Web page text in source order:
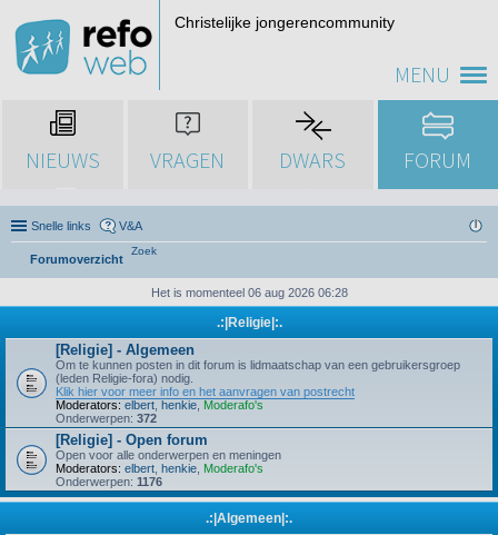
MENU
Christelijke jongerencommunity
NIEUWS VRAGEN DWARS FORUM
Snelle links V&A
Forumoverzicht
Zoek
Het is momenteel 06 aug 2026 06:28
.:|Religie|:.
[Religie] - Algemeen
Om te kunnen posten in dit forum is lidmaatschap van een gebruikersgroep
(leden Religie-fora) nodig.
Klik hier voor meer info en het aanvragen van postrecht
Moderators: elbert henkie Moderafo's
Onderwerpen: 372
[Religie] - Open forum
Open voor alle onderwerpen en meningen
Moderators: elbert henkie Moderafo's
Onderwerpen: 1176
.:|Algemeen|:.